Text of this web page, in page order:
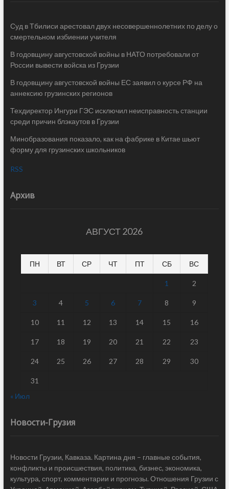
Суд в Тбилиси арестовал двух несовершеннолетних по делу о
смертельном избиении учителя
В годовщину августовской войны в НАТО потребовали от
России вывести войска из Грузии
В годовщину августовской войны ЕС заявил о курсе РФ на
аннексию грузинских регионов
Техдиректор Ингури ГЭС исключил неисправность станции
среди причин блэкаутов в Грузии
Минобразования показало, как на фабрике в Китае шьют
форму для грузинских школьников
RSS
Архив
АВГУСТ 2026
ПН ВТ СР ЧТ ПТ СБ ВС
1 2
3 4 5 6 7 8 9
10 11 12 13 14 15 16
17 18 19 20 21 22 23
24 25 26 27 28 29 30
31
« Июл
Новости-Грузия
Новости Грузии, Кавказа. Картина дня – главные события,
конфликты и происшествия, политика, бизнес, экономика,
культура, спорт, комментарии и прогнозы. Отношения Грузии с